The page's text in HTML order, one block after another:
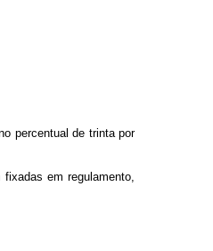
percentual de trinta por
em regulamento,